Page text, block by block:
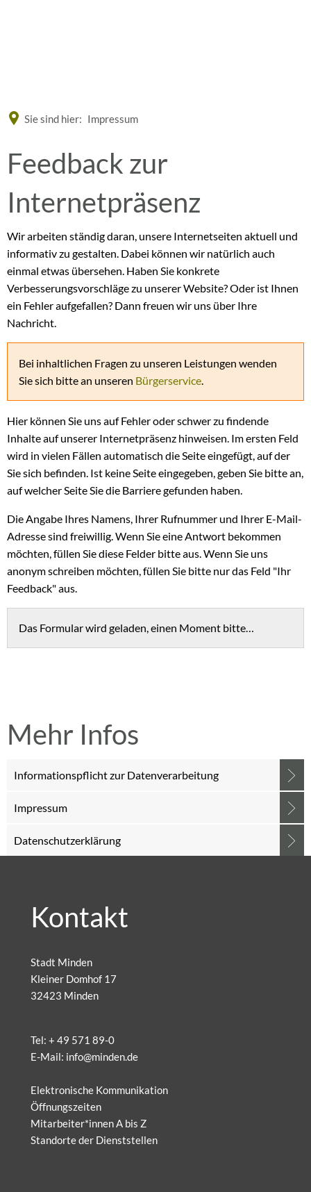
Sie sind hier: Impressum
Feedback
zur
Internetseite
Feedback zur
Internetpräsenz
Wir arbeiten ständig daran, unsere Internetseiten aktuell und
informativ zu gestalten. Dabei können wir natürlich auch
einmal etwas übersehen. Haben Sie konkrete
Verbesserungsvorschläge zu unserer Website? Oder ist Ihnen
ein Fehler aufgefallen? Dann freuen wir uns über Ihre
Nachricht.
Bei inhaltlichen Fragen zu unseren Leistungen wenden
Sie sich bitte an unseren Bürgerservice.
Hier können Sie uns auf Fehler oder schwer zu findende
Inhalte auf unserer Internetpräsenz hinweisen. Im ersten Feld
wird in vielen Fällen automatisch die Seite eingefügt, auf der
Sie sich befinden. Ist keine Seite eingegeben, geben Sie bitte an,
auf welcher Seite Sie die Barriere gefunden haben.
Die Angabe Ihres Namens, Ihrer Rufnummer und Ihrer E-Mail-
Adresse sind freiwillig. Wenn Sie eine Antwort bekommen
möchten, füllen Sie diese Felder bitte aus. Wenn Sie uns
anonym schreiben möchten, füllen Sie bitte nur das Feld "Ihr
Feedback" aus.
Das Formular wird geladen, einen Moment bitte…
Mehr Infos
Informationspflicht zur Datenverarbeitung
Impressum
Datenschutzerklärung
Kontakt
Stadt Minden
Kleiner Domhof 17
32423 Minden
Tel: + 49 571 89-0
E-Mail: info@minden.de
Elektronische Kommunikation
Öffnungszeiten
Mitarbeiter*innen A bis Z
Standorte der Dienststellen